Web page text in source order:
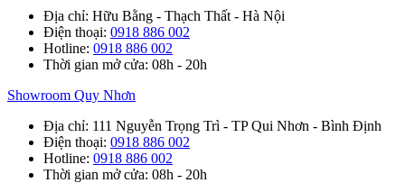
Địa chỉ: Hữu Bằng - Thạch Thất - Hà Nội
Điện thoại: 0918 886 002
Hotline: 0918 886 002
Thời gian mở cửa: 08h - 20h
Showroom Quy Nhơn
Địa chỉ: 111 Nguyễn Trọng Trì - TP Qui Nhơn - Bình Định
Điện thoại: 0918 886 002
Hotline: 0918 886 002
Thời gian mở cửa: 08h - 20h